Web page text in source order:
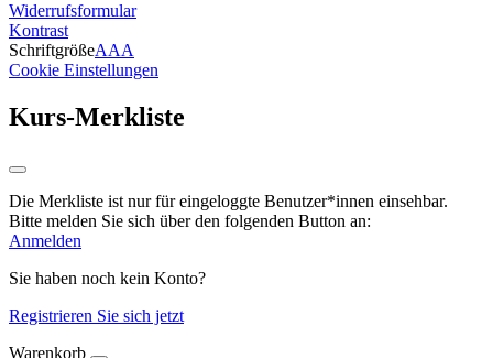
Widerrufsformular
Kontrast
SchriftgrößeAAA
Cookie Einstellungen
Kurs-Merkliste
Die Merkliste ist nur für eingeloggte Benutzer*innen einsehbar.
Bitte melden Sie sich über den folgenden Button an:
Anmelden
Sie haben noch kein Konto?
Registrieren Sie sich jetzt
Warenkorb